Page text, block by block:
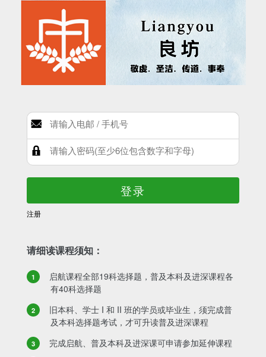
登录
注册
请细读课程须知：
启航课程全部19科选择题，普及本科及进深课程各
有40科选择题
旧本科、学士 I 和 II 班的学员或毕业生，须完成普
及本科选择题考试，才可升读普及进深课程
完成启航、普及本科及进深课可申请参加延伸课程